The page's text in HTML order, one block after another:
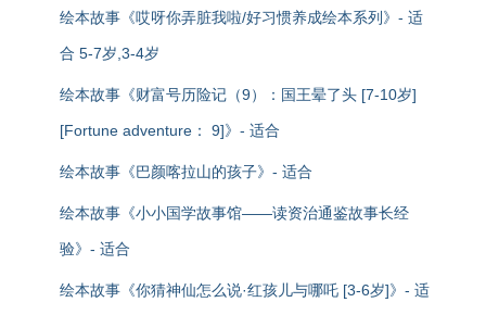
绘本故事《哎呀你弄脏我啦/好习惯养成绘本系列》- 适
合 5-7岁,3-4岁
绘本故事《财富号历险记（9）：国王晕了头 [7-10岁]
[Fortune adventure： 9]》- 适合
绘本故事《巴颜喀拉山的孩子》- 适合
绘本故事《小小国学故事馆——读资治通鉴故事长经
验》- 适合
绘本故事《你猜神仙怎么说·红孩儿与哪吒 [3-6岁]》- 适